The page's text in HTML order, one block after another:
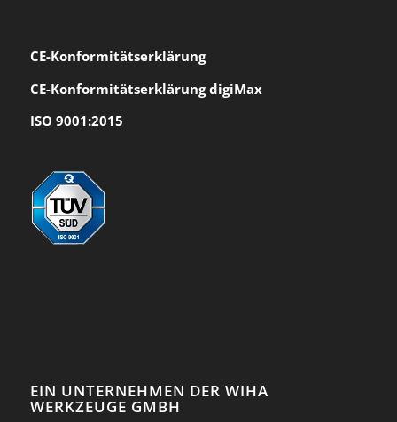
CE-Konformitätserklärung
CE-Konformitätserklärung digiMax
ISO 9001:2015
EIN UNTERNEHMEN DER WIHA
WERKZEUGE GMBH